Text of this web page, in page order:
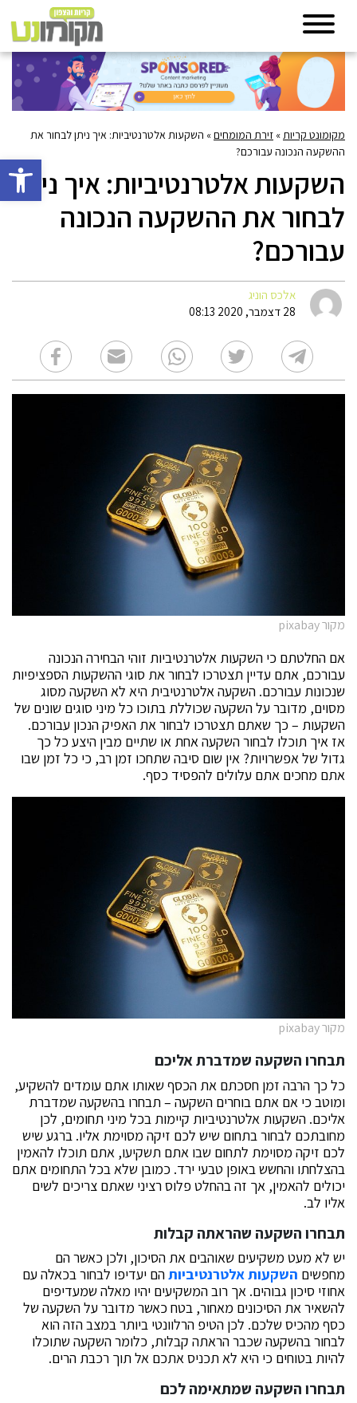
פתח
מקומונט קריות » זירת המומחים» השקעות אלטרנטיביות: איך ניתן לבחור את
ההשקעה הנכונה עבורכם?
השקעות אלטרנטיביות: איך ניתן
לבחור את ההשקעה הנכונה
עבורכם?
אלכס הוניג
28 דצמבר, 2020 08:13
מקור pixabay
אם החלטתם כי השקעות אלטרנטיביות זוהי הבחירה הנכונה
עבורכם, אתם עדיין תצטרכו לבחור את סוגי ההשקעות הספציפיות
שנכונות עבורכם. השקעה אלטרנטיבית היא לא השקעה מסוג
מסוים, מדובר על השקעה שכוללת בתוכו כל מיני סוגים שונים של
השקעות – כך שאתם תצטרכו לבחור את האפיק הנכון עבורכם.
אז איך תוכלו לבחור השקעה אחת או שתיים מבין היצע כל כך
גדול של אפשרויות? אין שום סיבה שתחכו זמן רב, כי כל זמן שבו
אתם מחכים אתם עלולים להפסיד כסף.
מקור pixabay
תבחרו השקעה שמדברת אליכם
כל כך הרבה זמן חסכתם את הכסף שאותו אתם עומדים להשקיע,
ומוטב כי אם אתם בוחרים השקעה – תבחרו בהשקעה שמדברת
אליכם. השקעות אלטרנטיביות קיימות בכל מיני תחומים, לכן
מחובתכם לבחור בתחום שיש לכם זיקה מסוימת אליו. ברגע שיש
לכם זיקה מסוימת לתחום שבו אתם תשקיעו, אתם תוכלו להאמין
בהצלחתו והחשש באופן טבעי ירד. כמובן שלא בכל התחומים אתם
יכולים להאמין, אך זה בהחלט פלוס רציני שאתם צריכים לשים
אליו לב.
תבחרו השקעה שהראתה קבלות
יש לא מעט משקיעים שאוהבים את הסיכון, ולכן כאשר הם
מחפשים השקעות אלטרנטיביותהם יעדיפו לבחור בכאלה עם
אחוזי סיכון גבוהים. אך רוב המשקיעים יהיו מאלה שמעדיפים
להשאיר את הסיכונים מאחור, בטח כאשר מדובר על השקעה של
כסף מהכיס שלכם. לכן הטיפ הרלוונטי ביותר במצב הזה הוא
לבחור בהשקעה שכבר הראתה קבלות, כלומר השקעה שתוכלו
להיות בטוחים כי היא לא תכניס אתכם אל תוך רכבת הרים.
תבחרו השקעה שמתאימה לכם